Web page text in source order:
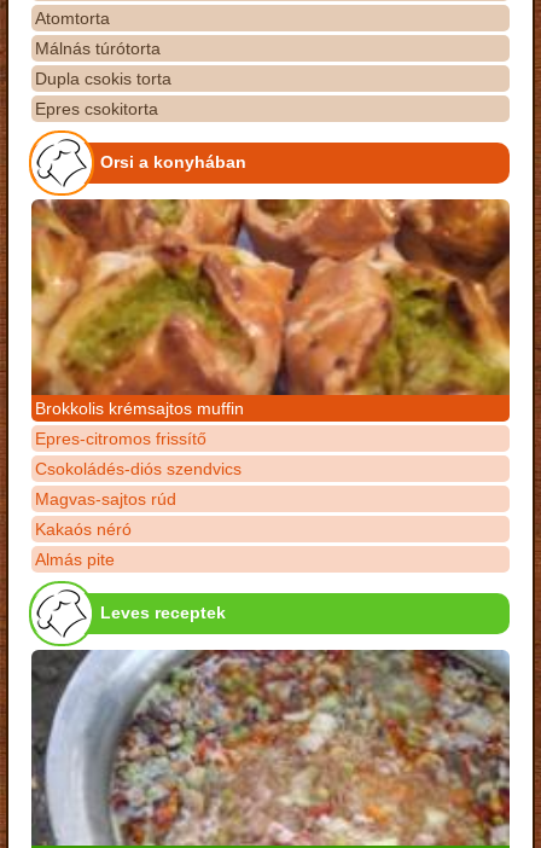
Atomtorta
Málnás túrótorta
Dupla csokis torta
Epres csokitorta
Orsi a konyhában
Brokkolis krémsajtos muffin
Epres-citromos frissítő
Csokoládés-diós szendvics
Magvas-sajtos rúd
Kakaós néró
Almás pite
Leves receptek